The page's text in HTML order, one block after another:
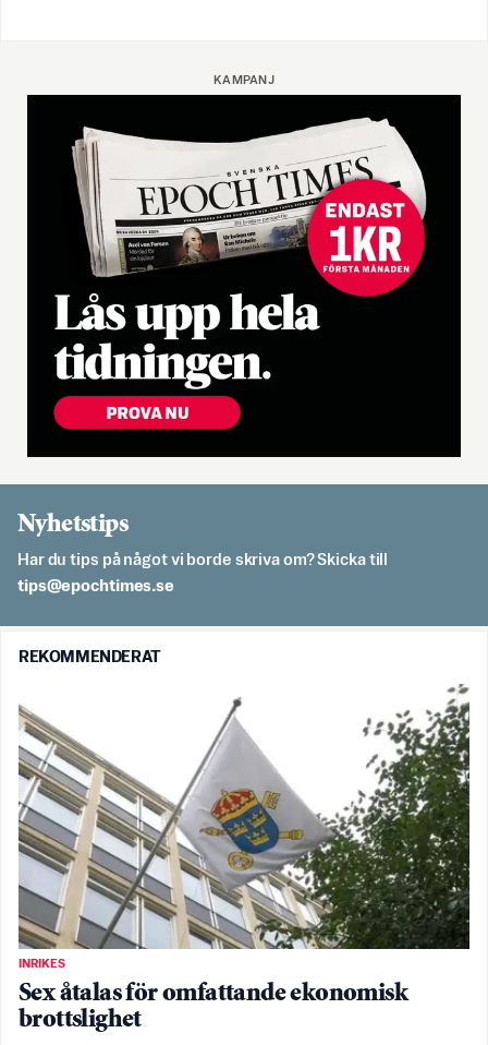
KAMPANJ
Nyhetstips
Har du tips på något vi borde skriva om? Skicka till
es.semithcope@spit
REKOMMENDERAT
INRIKES
Sex åtalas för omfattande ekonomisk
brottslighet